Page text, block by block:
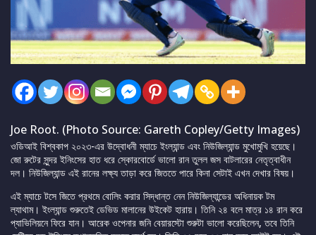
Joe Root. (Photo Source: Gareth Copley/Getty Images)
ওডিআই বিশ্বকাপ ২০২৩-এর উদ্বোধনী ম্যাচে ইংল্যান্ড এবং নিউজিল্যান্ড মুখোমুখি হয়েছে।
জো রুটের সুন্দর ইনিংসের হাত ধরে স্কোরবোর্ডে ভালো রান তুলল জস বাটলারের নেতৃত্বাধীন
দল। নিউজিল্যান্ড এই রানের লক্ষ্য তাড়া করে জিততে পারে কিনা সেটাই এখন দেখার বিষয়।
এই ম্যাচে টসে জিতে প্রথমে বোলিং করার সিদ্ধান্ত নেন নিউজিল্যান্ডের অধিনায়ক টম
ল্যাথাম। ইংল্যান্ড শুরুতেই ডেভিড মালানের উইকেট হারায়। তিনি ২৪ বলে মাত্র ১৪ রান করে
প্যাভিলিয়নে ফিরে যান। আরেক ওপেনার জনি বেয়ারস্টো শুরুটা ভালো করেছিলেন, তবে তিনি